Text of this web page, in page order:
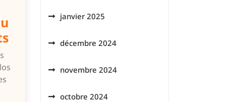
janvier 2025
décembre 2024
novembre 2024
octobre 2024